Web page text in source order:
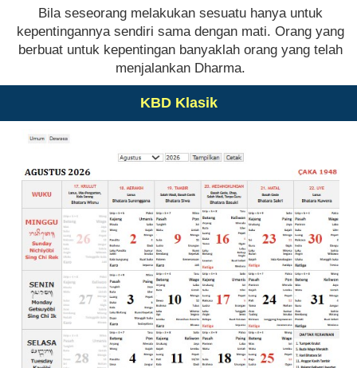
Bila seseorang melakukan sesuatu hanya untuk
kepentingannya sendiri sama dengan mati. Orang yang
berbuat untuk kepentingan banyaklah orang yang telah
menjalankan Dharma.
KBD Klasik